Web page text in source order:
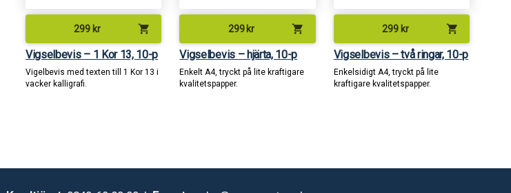
299 kr shopping_cart
Vigselbevis – 1 Kor 13, 10-p
Vigelbevis med texten till 1 Kor 13 i
vacker kalligrafi.
299kr shopping_cart
Vigselbevis – hjärta, 10-p
Enkelt A4, tryckt på lite kraftigare
kvalitetspapper.
299 kr shopping_cart
Vigselbevis – två ringar, 10-p
Enkelsidigt A4, tryckt på lite
kraftigare kvalitetspapper.